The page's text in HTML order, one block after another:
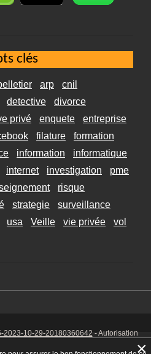
clés
arp
cnil
detective
divorce
privé enquete
entreprise
filature
formation
information
informatique
internet investigation
pme
risque
strategie
surveillance
usa Veille vie privée
vol
2023-10-29-20180360642 - Autorisation
-Mentions Légales-CookiesTél. : 06 14×